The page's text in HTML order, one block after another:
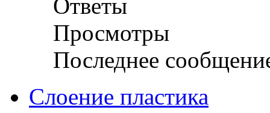
Ответы
Просмотры
Последнее
Слоение пластика